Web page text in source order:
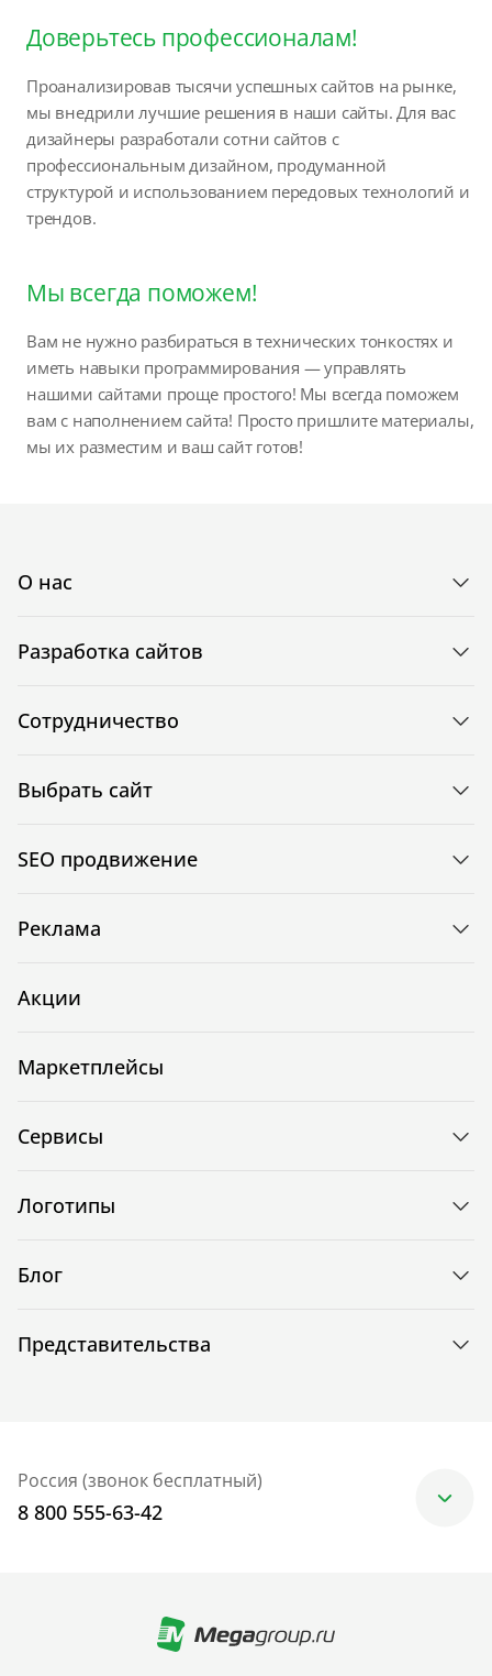
Доверьтесь профессионалам!
Проанализировав тысячи успешных сайтов на рынке,
мы внедрили лучшие решения в наши сайты. Для вас
дизайнеры разработали сотни сайтов с
профессиональным дизайном, продуманной
структурой и использованием передовых технологий и
трендов.
Мы всегда поможем!
Вам не нужно разбираться в технических тонкостях и
иметь навыки программирования — управлять
нашими сайтами проще простого! Мы всегда поможем
вам с наполнением сайта! Просто пришлите материалы,
мы их разместим и ваш сайт готов!
О нас
Разработка сайтов
Сотрудничество
Выбрать сайт
SEO продвижение
Реклама
Акции
Маркетплейсы
Сервисы
Логотипы
Блог
Представительства
Россия (звонок бесплатный)
8 800 555-63-42
+7 (499) 705-30-10